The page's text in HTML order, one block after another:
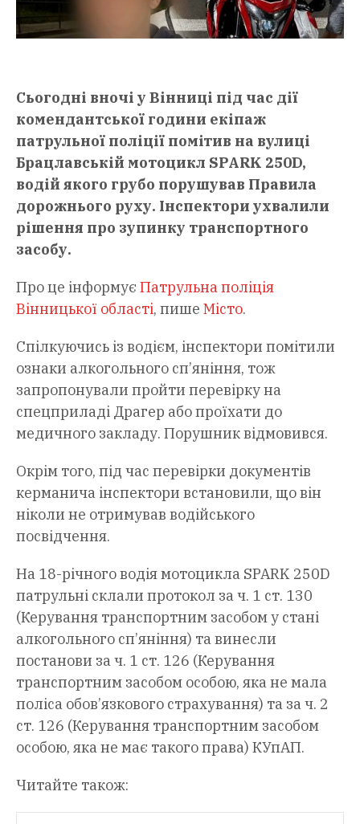
Сьогодні вночі у Вінниці під час дії
комендантської години екіпаж
патрульної поліції помітив на вулиці
Брацлавській мотоцикл SPARK 250D,
водій якого грубо порушував Правила
дорожнього руху. Інспектори ухвалили
рішення про зупинку транспортного
засобу.
Про це інформує Патрульна поліція
Вінницької області, пише Місто.
Спілкуючись із водієм, інспектори помітили
ознаки алкогольного сп’яніння, тож
запропонували пройти перевірку на
спецприладі Драгер або проїхати до
медичного закладу. Порушник відмовився.
Окрім того, під час перевірки документів
керманича інспектори встановили, що він
ніколи не отримував водійського
посвідчення.
На 18-річного водія мотоцикла SPARK 250D
патрульні склали протокол за ч. 1 ст. 130
(Керування транспортним засобом у стані
алкогольного сп’яніння) та винесли
постанови за ч. 1 ст. 126 (Керування
транспортним засобом особою, яка не мала
поліса обов’язкового страхування) та за ч. 2
ст. 126 (Керування транспортним засобом
особою, яка не має такого права) КУпАП.
Читайте також: